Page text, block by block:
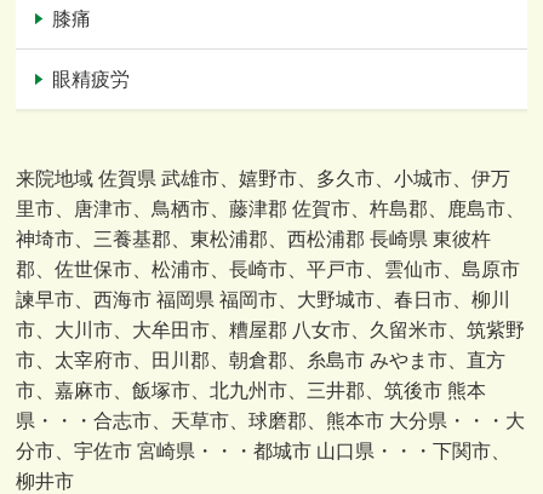
膝痛
眼精疲労
来院地域 佐賀県 武雄市、嬉野市、多久市、小城市、伊万
里市、唐津市、鳥栖市、藤津郡 佐賀市、杵島郡、鹿島市、
神埼市、三養基郡、東松浦郡、西松浦郡 長崎県 東彼杵
郡、佐世保市、松浦市、長崎市、平戸市、雲仙市、島原市
諫早市、西海市 福岡県 福岡市、大野城市、春日市、柳川
市、大川市、大牟田市、糟屋郡 八女市、久留米市、筑紫野
市、太宰府市、田川郡、朝倉郡、糸島市 みやま市、直方
市、嘉麻市、飯塚市、北九州市、三井郡、筑後市 熊本
県・・・合志市、天草市、球磨郡、熊本市 大分県・・・大
分市、宇佐市 宮崎県・・・都城市 山口県・・・下関市、
柳井市